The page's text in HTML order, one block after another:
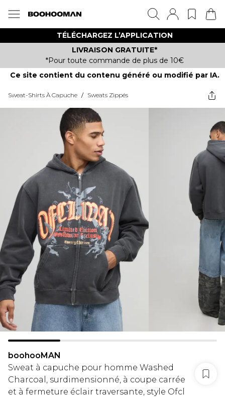
TÉLÉCHARGEZ L’APPLICATION
LIVRAISON GRATUITE*
*Pour toute commande de plus de 10€
Ce site contient du contenu généré ou modifié par IA.
Sweat-Shirts À Capuche / Sweats Zippés
boohooMAN
Sweat à capuche pour homme Washed
Charcoal, surdimensionné, à coupe carrée
et à fermeture éclair traversante, style Ofcl